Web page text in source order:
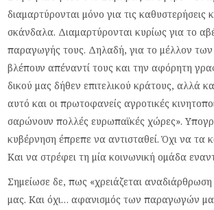
διαμαρτύρονται μόνο για τις καθυστερήσεις
σκάνδαλα. Διαμαρτύρονται κυρίως για το
παραγωγής τους. Δηλαδή, για το μέλλον
βλέπουν απέναντί τους και την αφόρητη
δικού μας δήθεν επιτελικού κράτους, αλλά
αυτό και οι πρωτοφανείς αγροτικές
σαρώνουν πολλές ευρωπαϊκές χώρες».
κυβέρνηση έπρεπε να αντισταθεί. Όχι να τα
Και να στρέφει τη μία κοινωνική ομάδα
Σημείωσε δε, πως «χρειάζεται
μας. Και όχι… αφανισμός των παραγωγών